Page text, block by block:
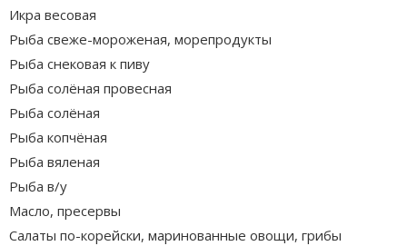
Икра весовая
Рыба свеже-мороженая, морепродукты
Рыба снековая к пиву
Рыба солёная провесная
Рыба солёная
Рыба копчёная
Рыба вяленая
Рыба в/у
Масло, пресервы
Салаты по-корейски, маринованные овощи, грибы